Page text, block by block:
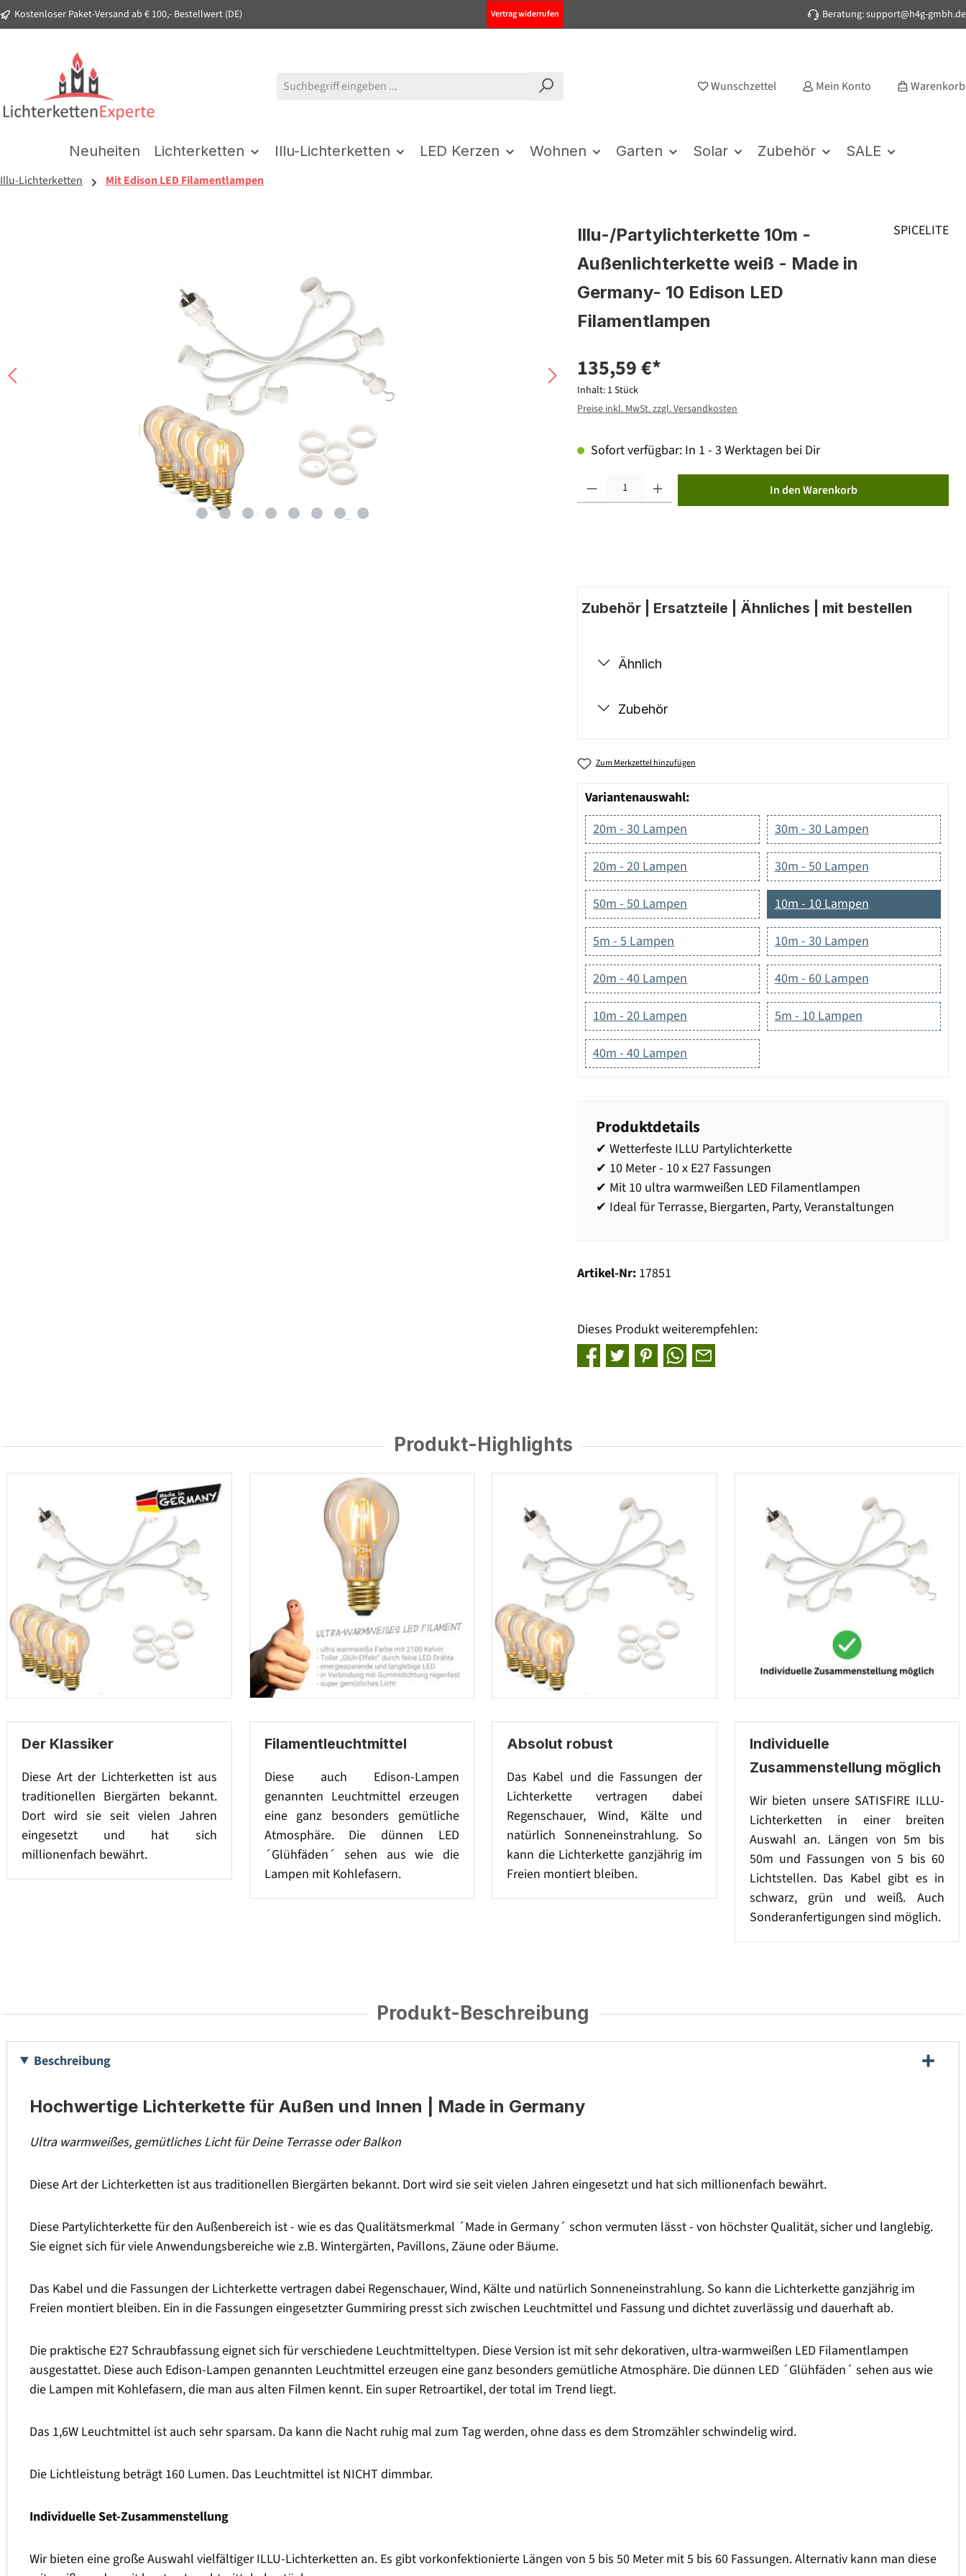
Zur Hauptnavigation springen
Kostenloser Paket-Versand ab € 100,- Bestellwert (DE) Vertrag widerrufen Beratung: support@h4g-gmbh.de
Wunschzettel Mein Konto Warenkorb
Neuheiten Lichterketten Illu-Lichterketten LED Kerzen Wohnen Garten Solar Zubehör SALE
Illu-Lichterketten Mit Edison LED Filamentlampen
Illu-/Partylichterkette 10m -
Außenlichterkette weiß - Made in
Germany- 10 Edison LED
Filamentlampen
SPICELITE
135,59 €*
Inhalt: 1 Stück
Preise inkl. MwSt. zzgl. Versandkosten
Sofort verfügbar: In 1 - 3 Werktagen bei Dir
In den Warenkorb
Zubehör | Ersatzteile | Ähnliches | mit bestellen
Ähnlich
Zubehör
Zum Merkzettel hinzufügen
Variantenauswahl:
20m - 30 Lampen
30m - 30 Lampen
20m - 20 Lampen 30m - 50 Lampen
50m - 50 Lampen 10m - 10 Lampen
5m - 5 Lampen 10m - 30 Lampen
20m - 40 Lampen 40m - 60 Lampen
10m - 20 Lampen 5m - 10 Lampen
40m - 40 Lampen
Produktdetails
✔ Wetterfeste ILLU Partylichterkette
✔ 10 Meter - 10 x E27 Fassungen
✔ Mit 10 ultra warmweißen LED Filamentlampen
✔ Ideal für Terrasse, Biergarten, Party, Veranstaltungen
Artikel-Nr: 17851
Dieses Produkt weiterempfehlen:
Produkt-Highlights
Der Klassiker
Diese Art der Lichterketten ist aus
traditionellen Biergärten bekannt.
Dort wird sie seit vielen Jahren
eingesetzt und hat sich
millionenfach bewährt.
Filamentleuchtmittel
Diese auch Edison-Lampen
genannten Leuchtmittel erzeugen
eine ganz besonders gemütliche
Atmosphäre. Die dünnen LED
´Glühfäden´ sehen aus wie die
Lampen mit Kohlefasern.
Absolut robust
Das Kabel und die Fassungen der
Lichterkette vertragen dabei
Regenschauer, Wind, Kälte und
natürlich Sonneneinstrahlung. So
kann die Lichterkette ganzjährig im
Freien montiert bleiben.
Individuelle
Zusammenstellung möglich
Wir bieten unsere SATISFIRE ILLU-
Lichterketten in einer breiten
Auswahl an. Längen von 5m bis
50m und Fassungen von 5 bis 60
Lichtstellen. Das Kabel gibt es in
schwarz, grün und weiß. Auch
Sonderanfertigungen sind möglich.
Produkt-Beschreibung
Beschreibung
Hochwertige Lichterkette für Außen und Innen | Made in Germany
Ultra warmweißes, gemütliches Licht für Deine Terrasse oder Balkon
Diese Art der Lichterketten ist aus traditionellen Biergärten bekannt. Dort wird sie seit vielen Jahren eingesetzt und hat sich millionenfach bewährt.
Diese Partylichterkette für den Außenbereich ist - wie es das Qualitätsmerkmal ´Made in Germany´ schon vermuten lässt - von höchster Qualität, sicher und langlebig.
Sie eignet sich für viele Anwendungsbereiche wie z.B. Wintergärten, Pavillons, Zäune oder Bäume.
Das Kabel und die Fassungen der Lichterkette vertragen dabei Regenschauer, Wind, Kälte und natürlich Sonneneinstrahlung. So kann die Lichterkette ganzjährig im
Freien montiert bleiben. Ein in die Fassungen eingesetzter Gummiring presst sich zwischen Leuchtmittel und Fassung und dichtet zuverlässig und dauerhaft ab.
Die praktische E27 Schraubfassung eignet sich für verschiedene Leuchtmitteltypen. Diese Version ist mit sehr dekorativen, ultra-warmweißen LED Filamentlampen
ausgestattet. Diese auch Edison-Lampen genannten Leuchtmittel erzeugen eine ganz besonders gemütliche Atmosphäre. Die dünnen LED ´Glühfäden´ sehen aus wie
die Lampen mit Kohlefasern, die man aus alten Filmen kennt. Ein super Retroartikel, der total im Trend liegt.
Das 1,6W Leuchtmittel ist auch sehr sparsam. Da kann die Nacht ruhig mal zum Tag werden, ohne dass es dem Stromzähler schwindelig wird.
Die Lichtleistung beträgt 160 Lumen. Das Leuchtmittel ist NICHT dimmbar.
Individuelle Set-Zusammenstellung
Wir bieten eine große Auswahl vielfältiger ILLU-Lichterketten an. Es gibt vorkonfektionierte Längen von 5 bis 50 Meter mit 5 bis 60 Fassungen. Alternativ kann man diese